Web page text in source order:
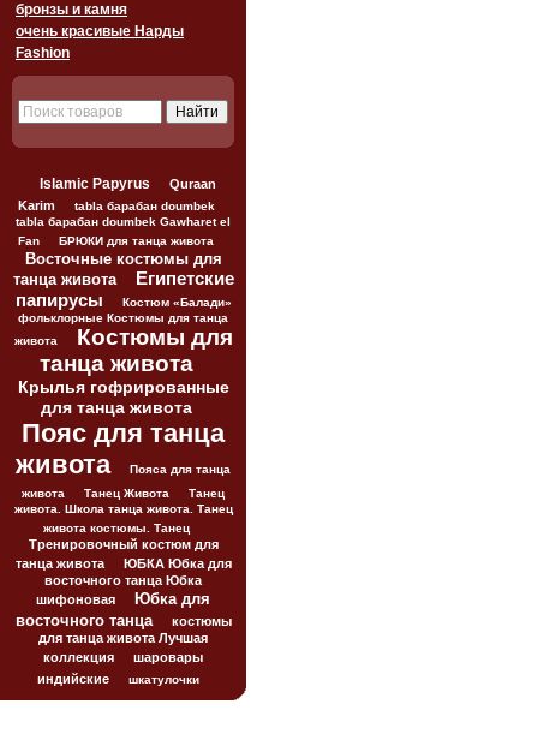
бронзы и камня
очень красивые Нарды
Fashion
Islamic Papyrus
Quraan
Karim
tabla барабан doumbek
tabla барабан doumbek Gawharet el
Fan
БРЮКИ для танца живота
Восточные костюмы для
танца живота
Египетские
папирусы
Костюм «Балади»
фольклорные Костюмы для танца
живота
Костюмы для
танца живота
Крылья гофрированные
для танца живота
Пояс для танца
живота
Пояса для танца
живота
Танец Живота
Танец
живота. Школа танца живота. Танец
живота костюмы. Танец
Тренировочный костюм для
танца живота
ЮБКА Юбка для
восточного танца Юбка
шифоновая
Юбка для
восточного танца
костюмы
для танца живота Лучшая
коллекция
шаровары
индийские
шкатулочки